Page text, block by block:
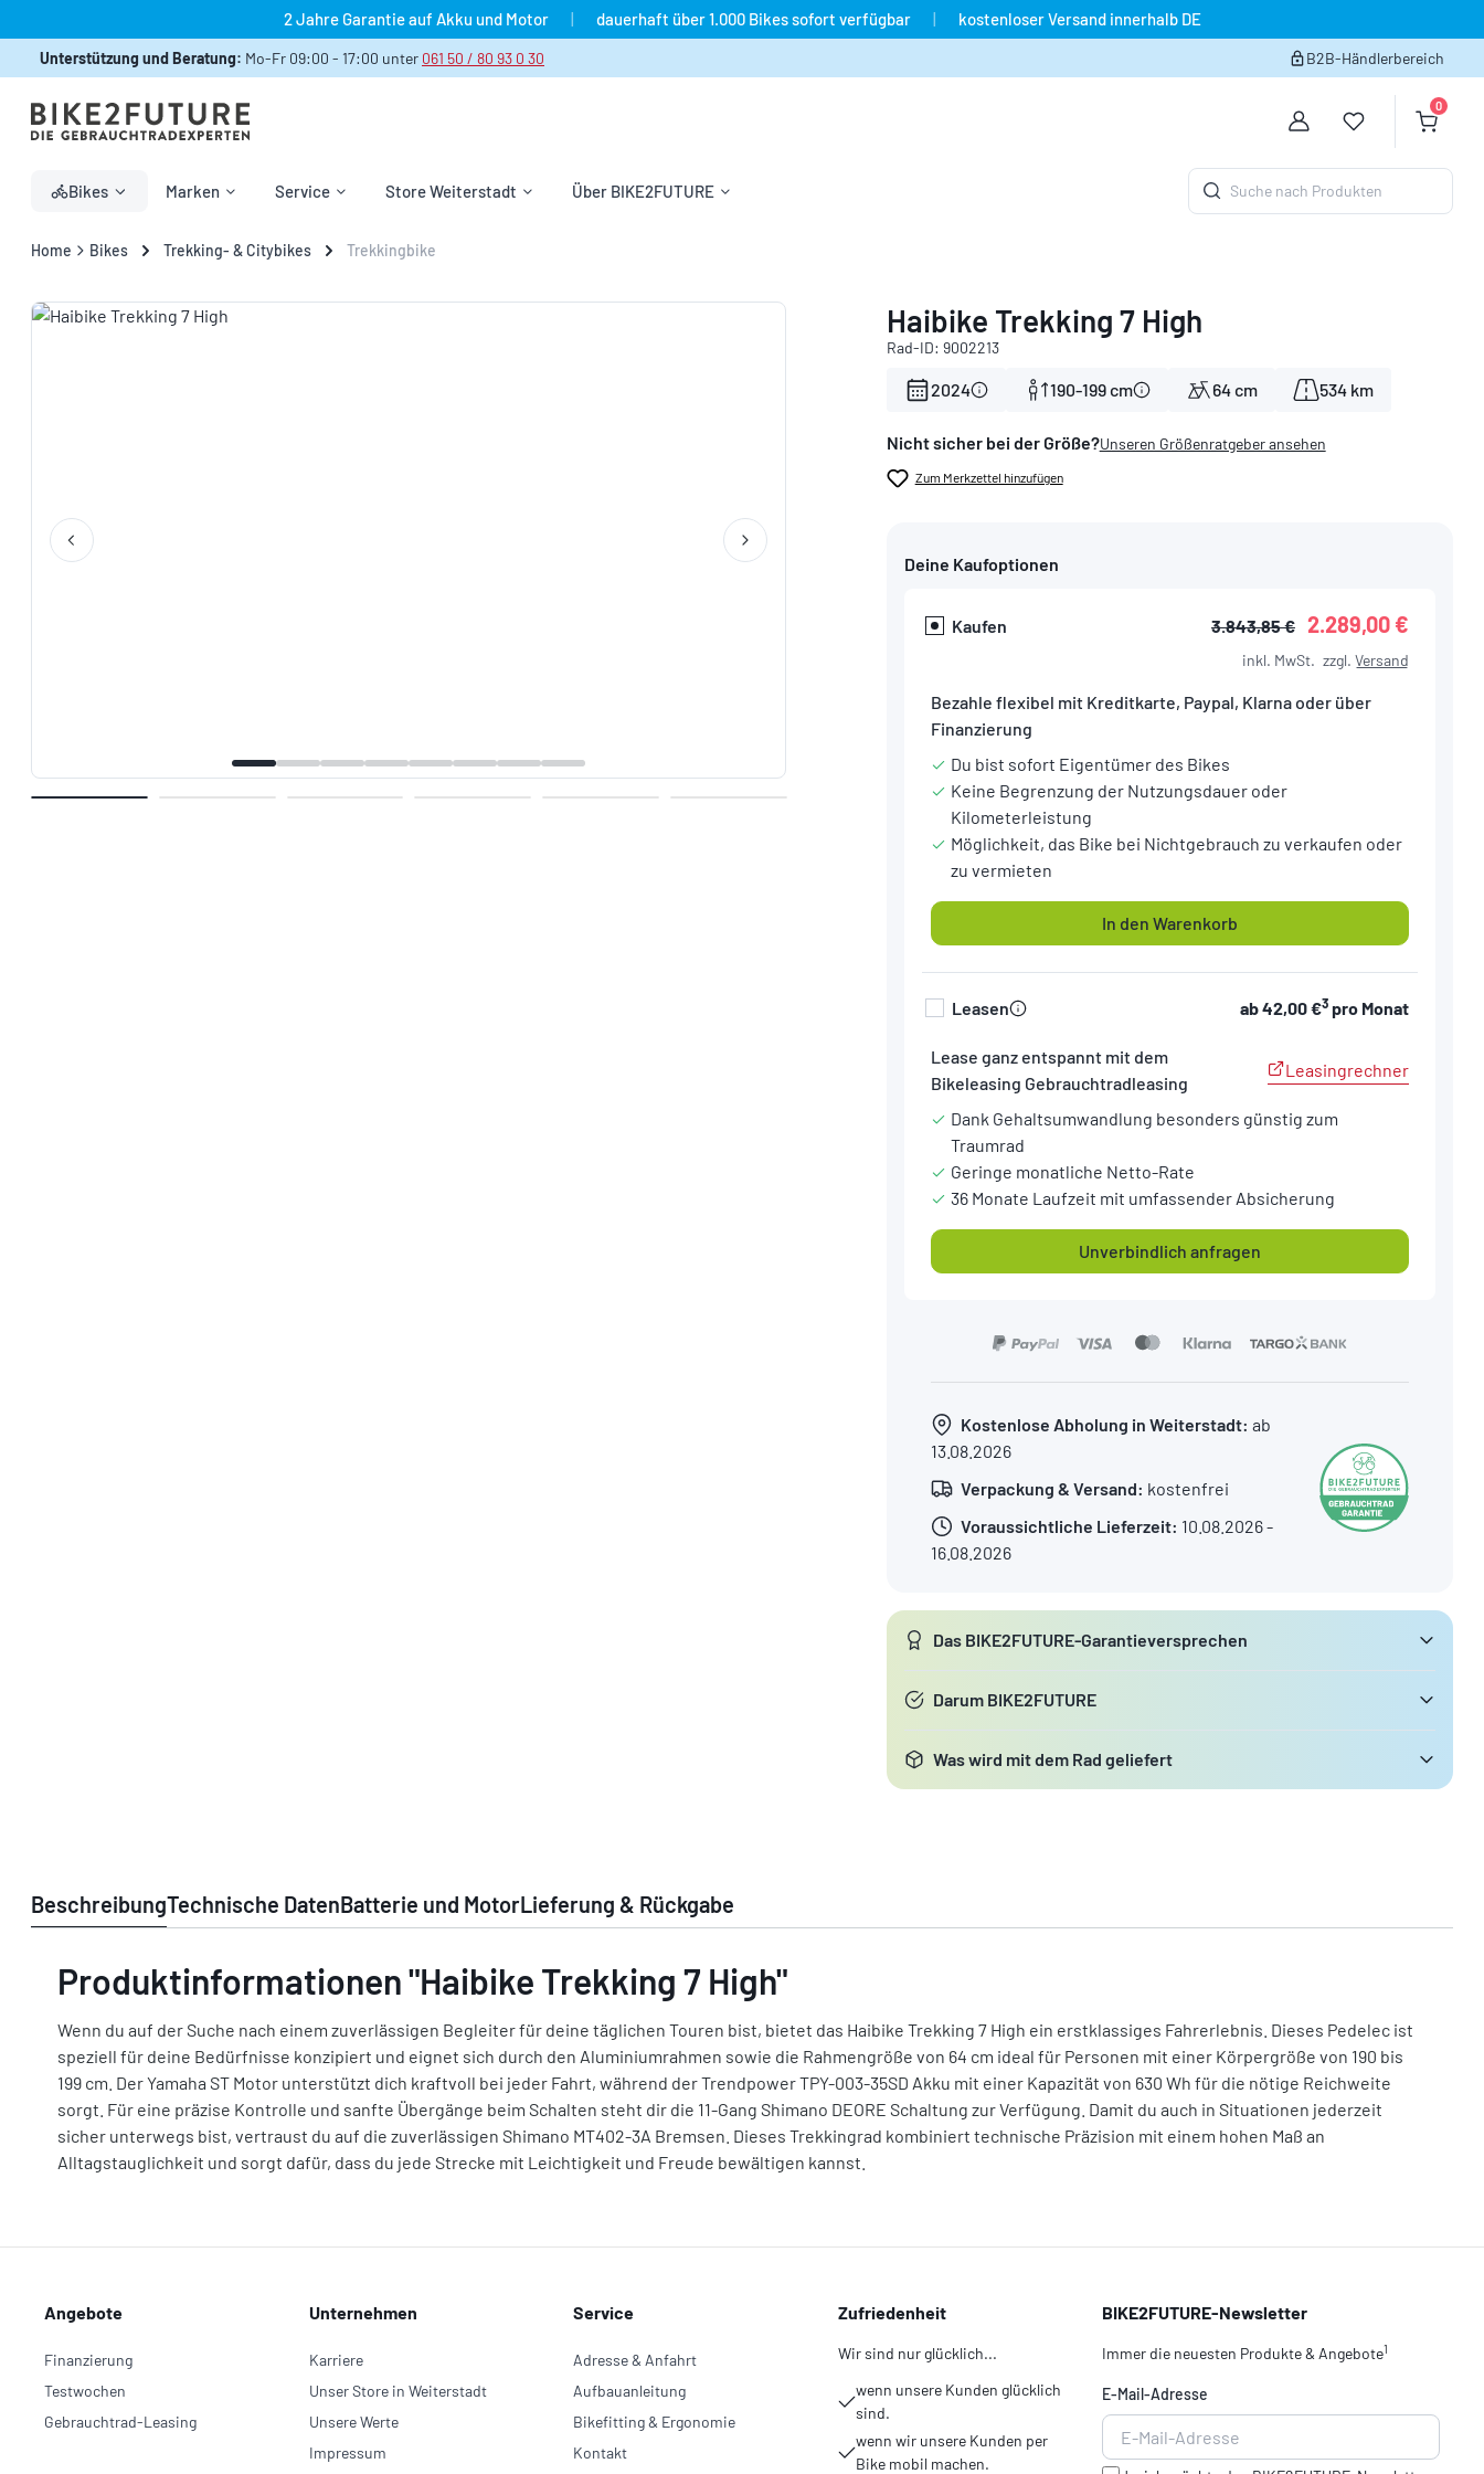
2 Jahre Garantie auf Akku und Motor | dauerhaft über 1.000 Bikes sofort verfügbar | kostenloser Versand innerhalb DE
Unterstützung und Beratung: Mo-Fr 09:00 - 17:00 unter 061 50 / 80 93 0 30 B2B-Händlerbereich
Du hast 0
0
Bikes Marken Service Store Weiterstadt Über BIKE2FUTURE
Suche nach Produkten
Home Bikes Trekking- & Citybikes Trekkingbike
Bildergalerie überspringen Haibike Trekking 7 High
Rad-ID: 9002213
2024 190-199 cm 64 cm 534 km
Nicht sicher bei der Größe?Unseren Größenratgeber ansehen
Zum Merkzettel hinzufügen
Deine Kaufoptionen
Kaufen 3.843,85 € 2.289,00 €
inkl. MwSt. zzgl. Versand
Bezahle flexibel mit Kreditkarte, Paypal, Klarna oder über
Finanzierung
Du bist sofort Eigentümer des Bikes
Keine Begrenzung der Nutzungsdauer oder
Kilometerleistung
Möglichkeit, das Bike bei Nichtgebrauch zu verkaufen oder
zu vermieten
In den Warenkorb
Leasen ab42,00 €3pro Monat
Lease ganz entspannt mit dem
Bikeleasing Gebrauchtradleasing
Leasingrechner
Dank Gehaltsumwandlung besonders günstig zum
Traumrad
Geringe monatliche Netto-Rate
36 Monate Laufzeit mit umfassender Absicherung
Unverbindlich anfragen
Kostenlose Abholung in Weiterstadt: ab
13.08.2026
Verpackung & Versand: kostenfrei
Voraussichtliche Lieferzeit: 10.08.2026 -
16.08.2026
Das BIKE2FUTURE-Garantieversprechen
Darum BIKE2FUTURE
Was wird mit dem Rad geliefert
BeschreibungTechnische DatenBatterie und MotorLieferung & Rückgabe
Produktinformationen "Haibike Trekking 7 High"
Wenn du auf der Suche nach einem zuverlässigen Begleiter für deine täglichen Touren bist, bietet das Haibike Trekking 7 High ein erstklassiges Fahrerlebnis. Dieses Pedelec ist
speziell für deine Bedürfnisse konzipiert und eignet sich durch den Aluminiumrahmen sowie die Rahmengröße von 64 cm ideal für Personen mit einer Körpergröße von 190 bis
199 cm. Der Yamaha ST Motor unterstützt dich kraftvoll bei jeder Fahrt, während der Trendpower TPY-003-35SD Akku mit einer Kapazität von 630 Wh für die nötige Reichweite
sorgt. Für eine präzise Kontrolle und sanfte Übergänge beim Schalten steht dir die 11-Gang Shimano DEORE Schaltung zur Verfügung. Damit du auch in Situationen jederzeit
sicher unterwegs bist, vertraust du auf die zuverlässigen Shimano MT402-3A Bremsen. Dieses Trekkingrad kombiniert technische Präzision mit einem hohen Maß an
Alltagstauglichkeit und sorgt dafür, dass du jede Strecke mit Leichtigkeit und Freude bewältigen kannst.
Angebote
Finanzierung
Testwochen
Gebrauchtrad-Leasing
Unternehmen
Karriere
Unser Store in Weiterstadt
Unsere Werte
Impressum
Service
Adresse & Anfahrt
Aufbauanleitung
Bikefitting & Ergonomie
Kontakt
Zufriedenheit
Wir sind nur glücklich...
wenn unsere Kunden glücklich
sind.
wenn wir unsere Kunden per
Bike mobil machen.
BIKE2FUTURE-Newsletter
Immer die neuesten Produkte & Angebote1
E-Mail-Adresse